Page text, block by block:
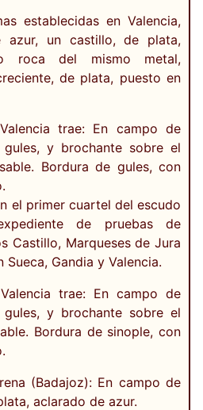
establecidas en Valencia,
azur, un castillo, de plata,
roca del mismo metal,
de plata, puesto en
trae: En campo de
y brochante sobre el
Bordura de gules, con
el primer cuartel del escudo
de pruebas de
Castillo, Marqueses de Jura
Sueca, Gandia y Valencia.
trae: En campo de
y brochante sobre el
Bordura de sinople, con
(Badajoz): En campo de
aclarado de azur.